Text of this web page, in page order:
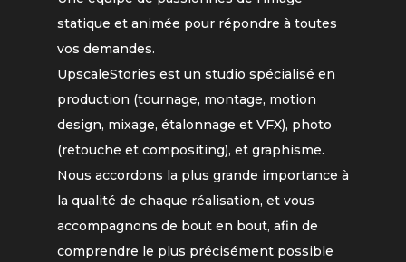
statique et animée pour répondre à toutes
vos demandes.
UpscaleStories est un studio spécialisé en
production (tournage, montage, motion
design, mixage, étalonnage et VFX), photo
(retouche et compositing), et graphisme.
Nous accordons la plus grande importance à
la qualité de chaque réalisation, et vous
accompagnons de bout en bout, afin de
comprendre le plus précisément possible